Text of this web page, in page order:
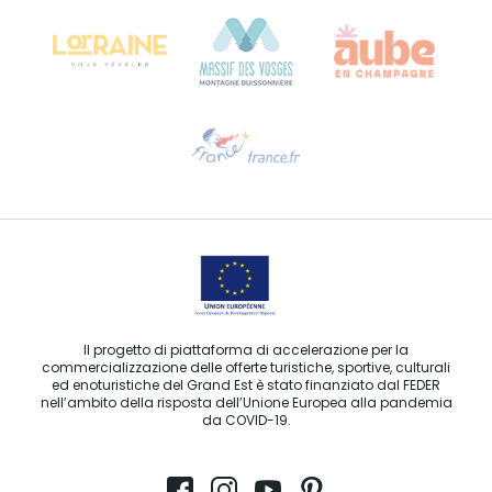
Contattaci per e-mail
Il progetto di piattaforma di accelerazione per la
commercializzazione delle offerte turistiche, sportive, culturali
ed enoturistiche del Grand Est è stato finanziato dal FEDER
nell’ambito della risposta dell’Unione Europea alla pandemia
da COVID-19.